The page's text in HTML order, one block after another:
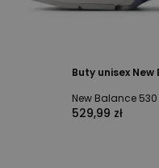
Buty unisex
New Balance 530
529,99 zł